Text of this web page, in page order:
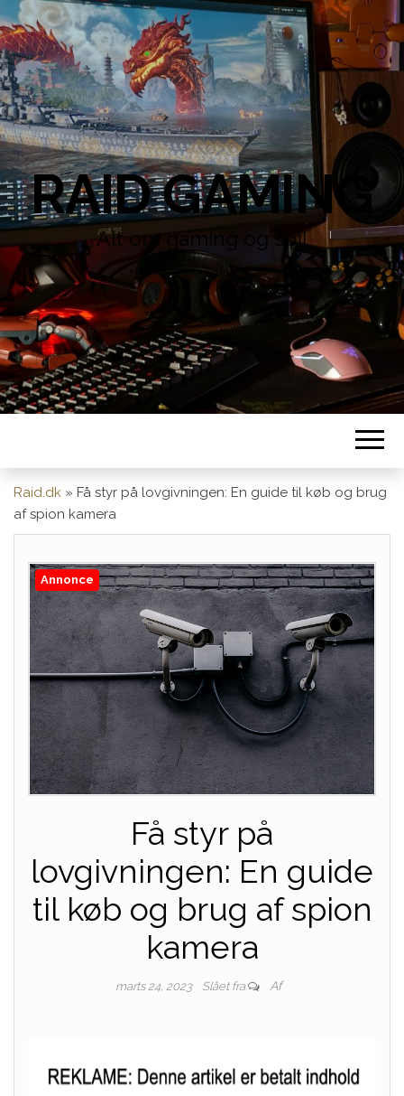
RAID GAMING
Alt om gaming og spil
Raid.dk » Få styr på lovgivningen: En guide til køb og brug
af spion kamera
Annonce
Få styr på
lovgivningen: En guide
til køb og brug af spion
kamera
marts 24, 2023 Slået fra Af